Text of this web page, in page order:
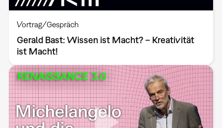
Vortrag/Gespräch
Gerald Bast: Wissen ist Macht? – Kreativität
ist Macht!